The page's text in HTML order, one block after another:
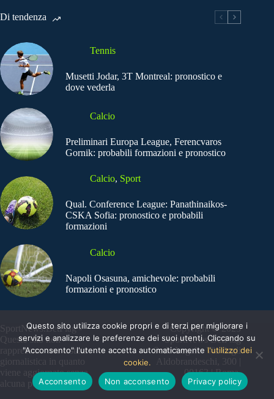
Di tendenza
Tennis
Musetti Jodar, 3T Montreal: pronostico e
dove vederla
Calcio
Preliminari Europa League, Ferencvaros
Gornik: probabili formazioni e pronostico
Calcio, Sport
Qual. Conference League: Panathinaikos-
CSKA Sofia: pronostico e probabili
formazioni
Calcio
Napoli Osasuna, amichevole: probabili
formazioni e pronostico
SportNews.BetFlag -
Questo sito non
rappresenta una testata
giornalistica in quanto
viene aggiornato senza
alcuna periodicità
Copyright © 2025
SportNews BetFlag
Sede Legale: Via degli
Aldobrandeschi, 300 |
00163 | Roma
Questo sito utilizza cookie propri e di terzi per migliorare i
servizi e analizzare le preferenze dei suoi utenti. Cliccando su
"Acconsento" l'utente accetta automaticamente l'utilizzo dei
cookie.
Acconsento
Non acconsento Privacy policy